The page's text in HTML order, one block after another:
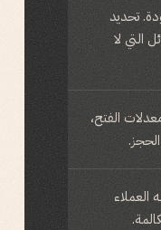
تحديد
التي لا
الفتح،
العملاء